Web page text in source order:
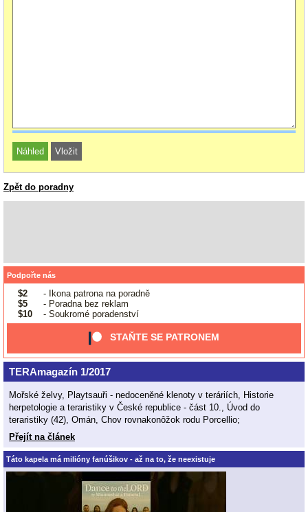
Zpět do poradny
Podpořte nás
$2
- Ikona patrona na poradně
$5
- Poradna bez reklam
$10
- Soukromé poradenství
STAŇTE SE PATRONEM
TERAmagazín 1/2017
Mořské želvy, Playtsauři - nedoceněné klenoty v teráriích, Historie
herpetologie a teraristiky v České republice - část 10., Úvod do
teraristiky (42), Omán, Chov rovnakonôžok rodu Porcellio;
Přejít na článek
Táto kapela má milióny fanúšikov - až na to, že neexistuje